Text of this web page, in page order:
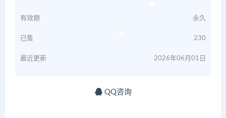
有效期 永久
已售 230
最近更新 2026年06月01日
QQ咨询